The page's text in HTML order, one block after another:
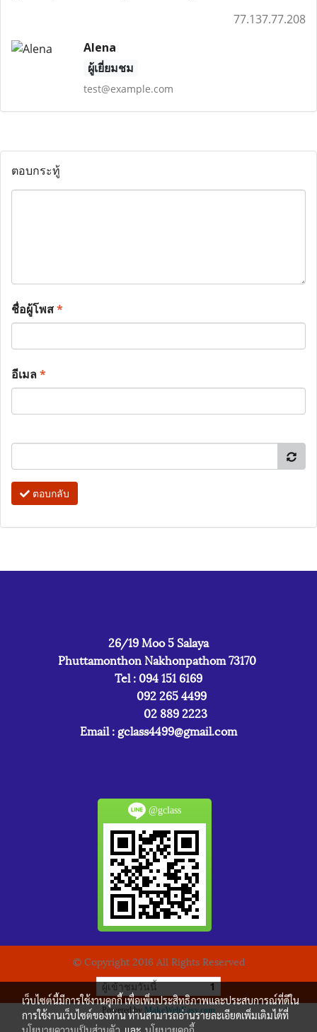
77.137.77.208
Alena
ผู้เยี่ยมชม
test@example.com
ตอบกระทู้
ชื่อผู้โพส*
อีเมล*
ตอบกลับ
26/19 Moo 5 Salaya
Phuttamonthon Nakhonpathom 73170
Tel : 094 151 6169
092 265 4499
02 889 2223
Email : gclass4499@gmail.com
@gclass
© Copyright 2016 All Rights Reserved
ผู้เข้าชมวันนี้ 1
Powered by MakeWebEasy.com
เว็บไซต์นี้มีการใช้งานคุกกี้ เพื่อเพิ่มประสิทธิภาพและประสบการณ์ที่ดีใน
การใช้งานเว็บไซต์ของท่าน ท่านสามารถอ่านรายละเอียดเพิ่มเติมได้ที่